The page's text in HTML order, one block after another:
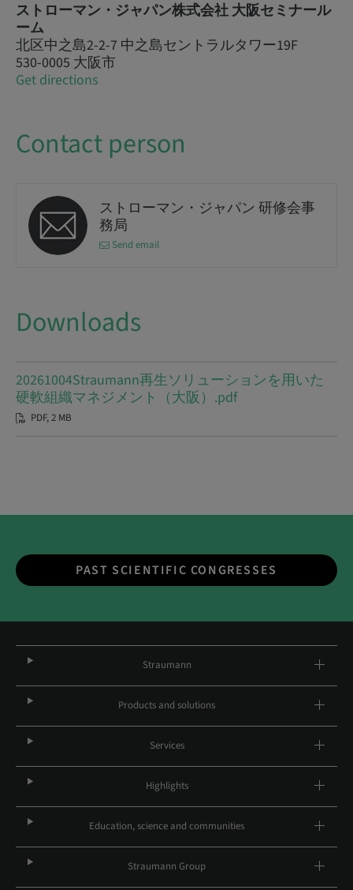
ストローマン・ジャパン株式会社 大阪セミナール
ーム
北区中之島2-2-7 中之島セントラルタワー19F
530-0005 大阪市
Get directions
Contact person
ストローマン・ジャパン 研修会事
務局
Send email
Downloads
20261004Straumann再生ソリューションを用いた
硬軟組織マネジメント（大阪）.pdf
PDF, 2 MB
PAST SCIENTIFIC CONGRESSES
Straumann
Products and solutions
Services
Highlights
Education, science and communities
Straumann Group